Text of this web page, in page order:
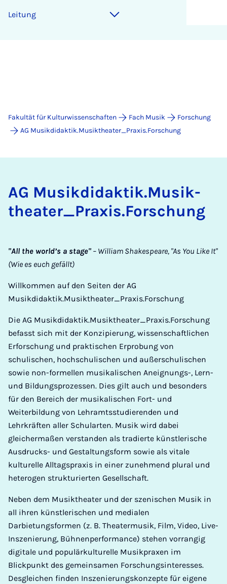
Lei­tung
Fakultät für Kulturwissenschaften Fach Musik
Forschung
AG Musikdidaktik.Musiktheater_Praxis.Forschung
AG Mu­sik­di­dak­tik.Mu­sik­
the­a­ter_Pra­xis.For­schung
"All the world’s a stage" – William Shakespeare, "As You Like It"
(Wie es euch gefällt)
Willkommen auf den Seiten der AG
Musikdidaktik.Musiktheater_Praxis.Forschung
Die AG Musikdidaktik.Musiktheater_Praxis.Forschung
befasst sich mit der Konzipierung, wissenschaftlichen
Erforschung und praktischen Erprobung von
schulischen, hochschulischen und außerschulischen
sowie non-formellen musikalischen Aneignungs-, Lern-
und Bildungsprozessen. Dies gilt auch und besonders
für den Bereich der musikalischen Fort- und
Weiterbildung von Lehramtsstudierenden und
Lehrkräften aller Schularten. Musik wird dabei
gleichermaßen verstanden als tradierte künstlerische
Ausdrucks- und Gestaltungsform sowie als vitale
kulturelle Alltagspraxis in einer zunehmend plural und
heterogen strukturierten Gesellschaft.
Neben dem Musiktheater und der szenischen Musik in
all ihren künstlerischen und medialen
Darbietungsformen (z. B. Theatermusik, Film, Video, Live-
Inszenierung, Bühnenperformance) stehen vorrangig
digitale und populärkulturelle Musikpraxen im
Blickpunkt des gemeinsamen Forschungsinteresses.
Desgleichen finden Inszenierungskonzepte für eigene